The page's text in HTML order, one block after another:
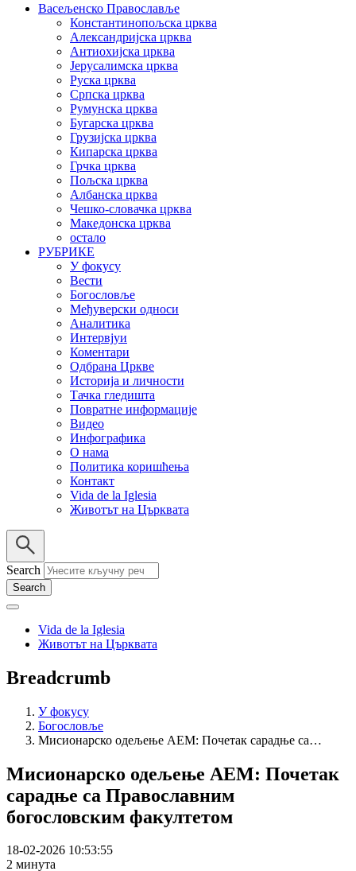
Васељенско Православље
Константинопољска црква
Александријска црква
Антиохијска црква
Јерусалимска црква
Руска црква
Српска црква
Румунска црква
Бугарска црква
Грузијска црква
Кипарска црква
Грчка црква
Пољска црква
Албанска црква
Чешко-словачка црква
Македонска црква
остало
РУБРИКЕ
У фокусу
Вести
Богословље
Међуверски односи
Аналитика
Интервјуи
Коментари
Одбрана Цркве
Историја и личности
Тачка гледишта
Повратне информације
Видео
Инфографика
О нама
Политика коришћења
Контакт
Vida de la Iglesia
Животът на Църквата
Search
Vida de la Iglesia
Животът на Църквата
Breadcrumb
У фокусу
Богословље
Мисионарско одељење АЕМ: Почетак сарадње са…
Мисионарско одељење АЕМ: Почетак
сарадње са Православним
богословским факултетом
18-02-2026 10:53:55
2 минута